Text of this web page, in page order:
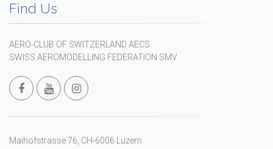
Find Us
AERO-CLUB OF SWITZERLAND AECS
SWISS AEROMODELLING FEDERATION SMV
Maihofstrasse 76, CH-6006 Luzern